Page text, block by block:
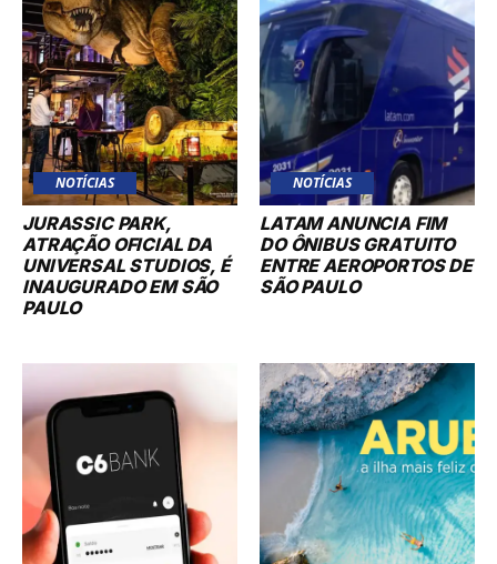
NOTÍCIAS
JURASSIC PARK,
ATRAÇÃO OFICIAL DA
UNIVERSAL STUDIOS, É
INAUGURADO EM SÃO
PAULO
NOTÍCIAS
LATAM ANUNCIA FIM
DO ÔNIBUS GRATUITO
ENTRE AEROPORTOS DE
SÃO PAULO